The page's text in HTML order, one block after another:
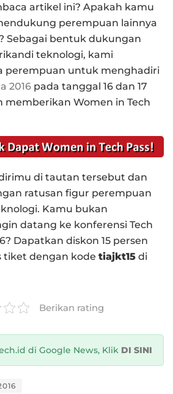
artikel ini? Apakah kamu
perempuan lainnya
Sebagai bentuk dukungan
teknologi, kami
perempuan untuk menghadiri
2016 pada tanggal 16 dan 17
memberikan Women in Tech
di tautan tersebut dan
ratusan figur perempuan
Kamu bukan
datang ke konferensi Tech
Dapatkan diskon 15 persen
tiket dengan kode tiajkt15 di
Berikan rating
di Google News, Klik DI SINI